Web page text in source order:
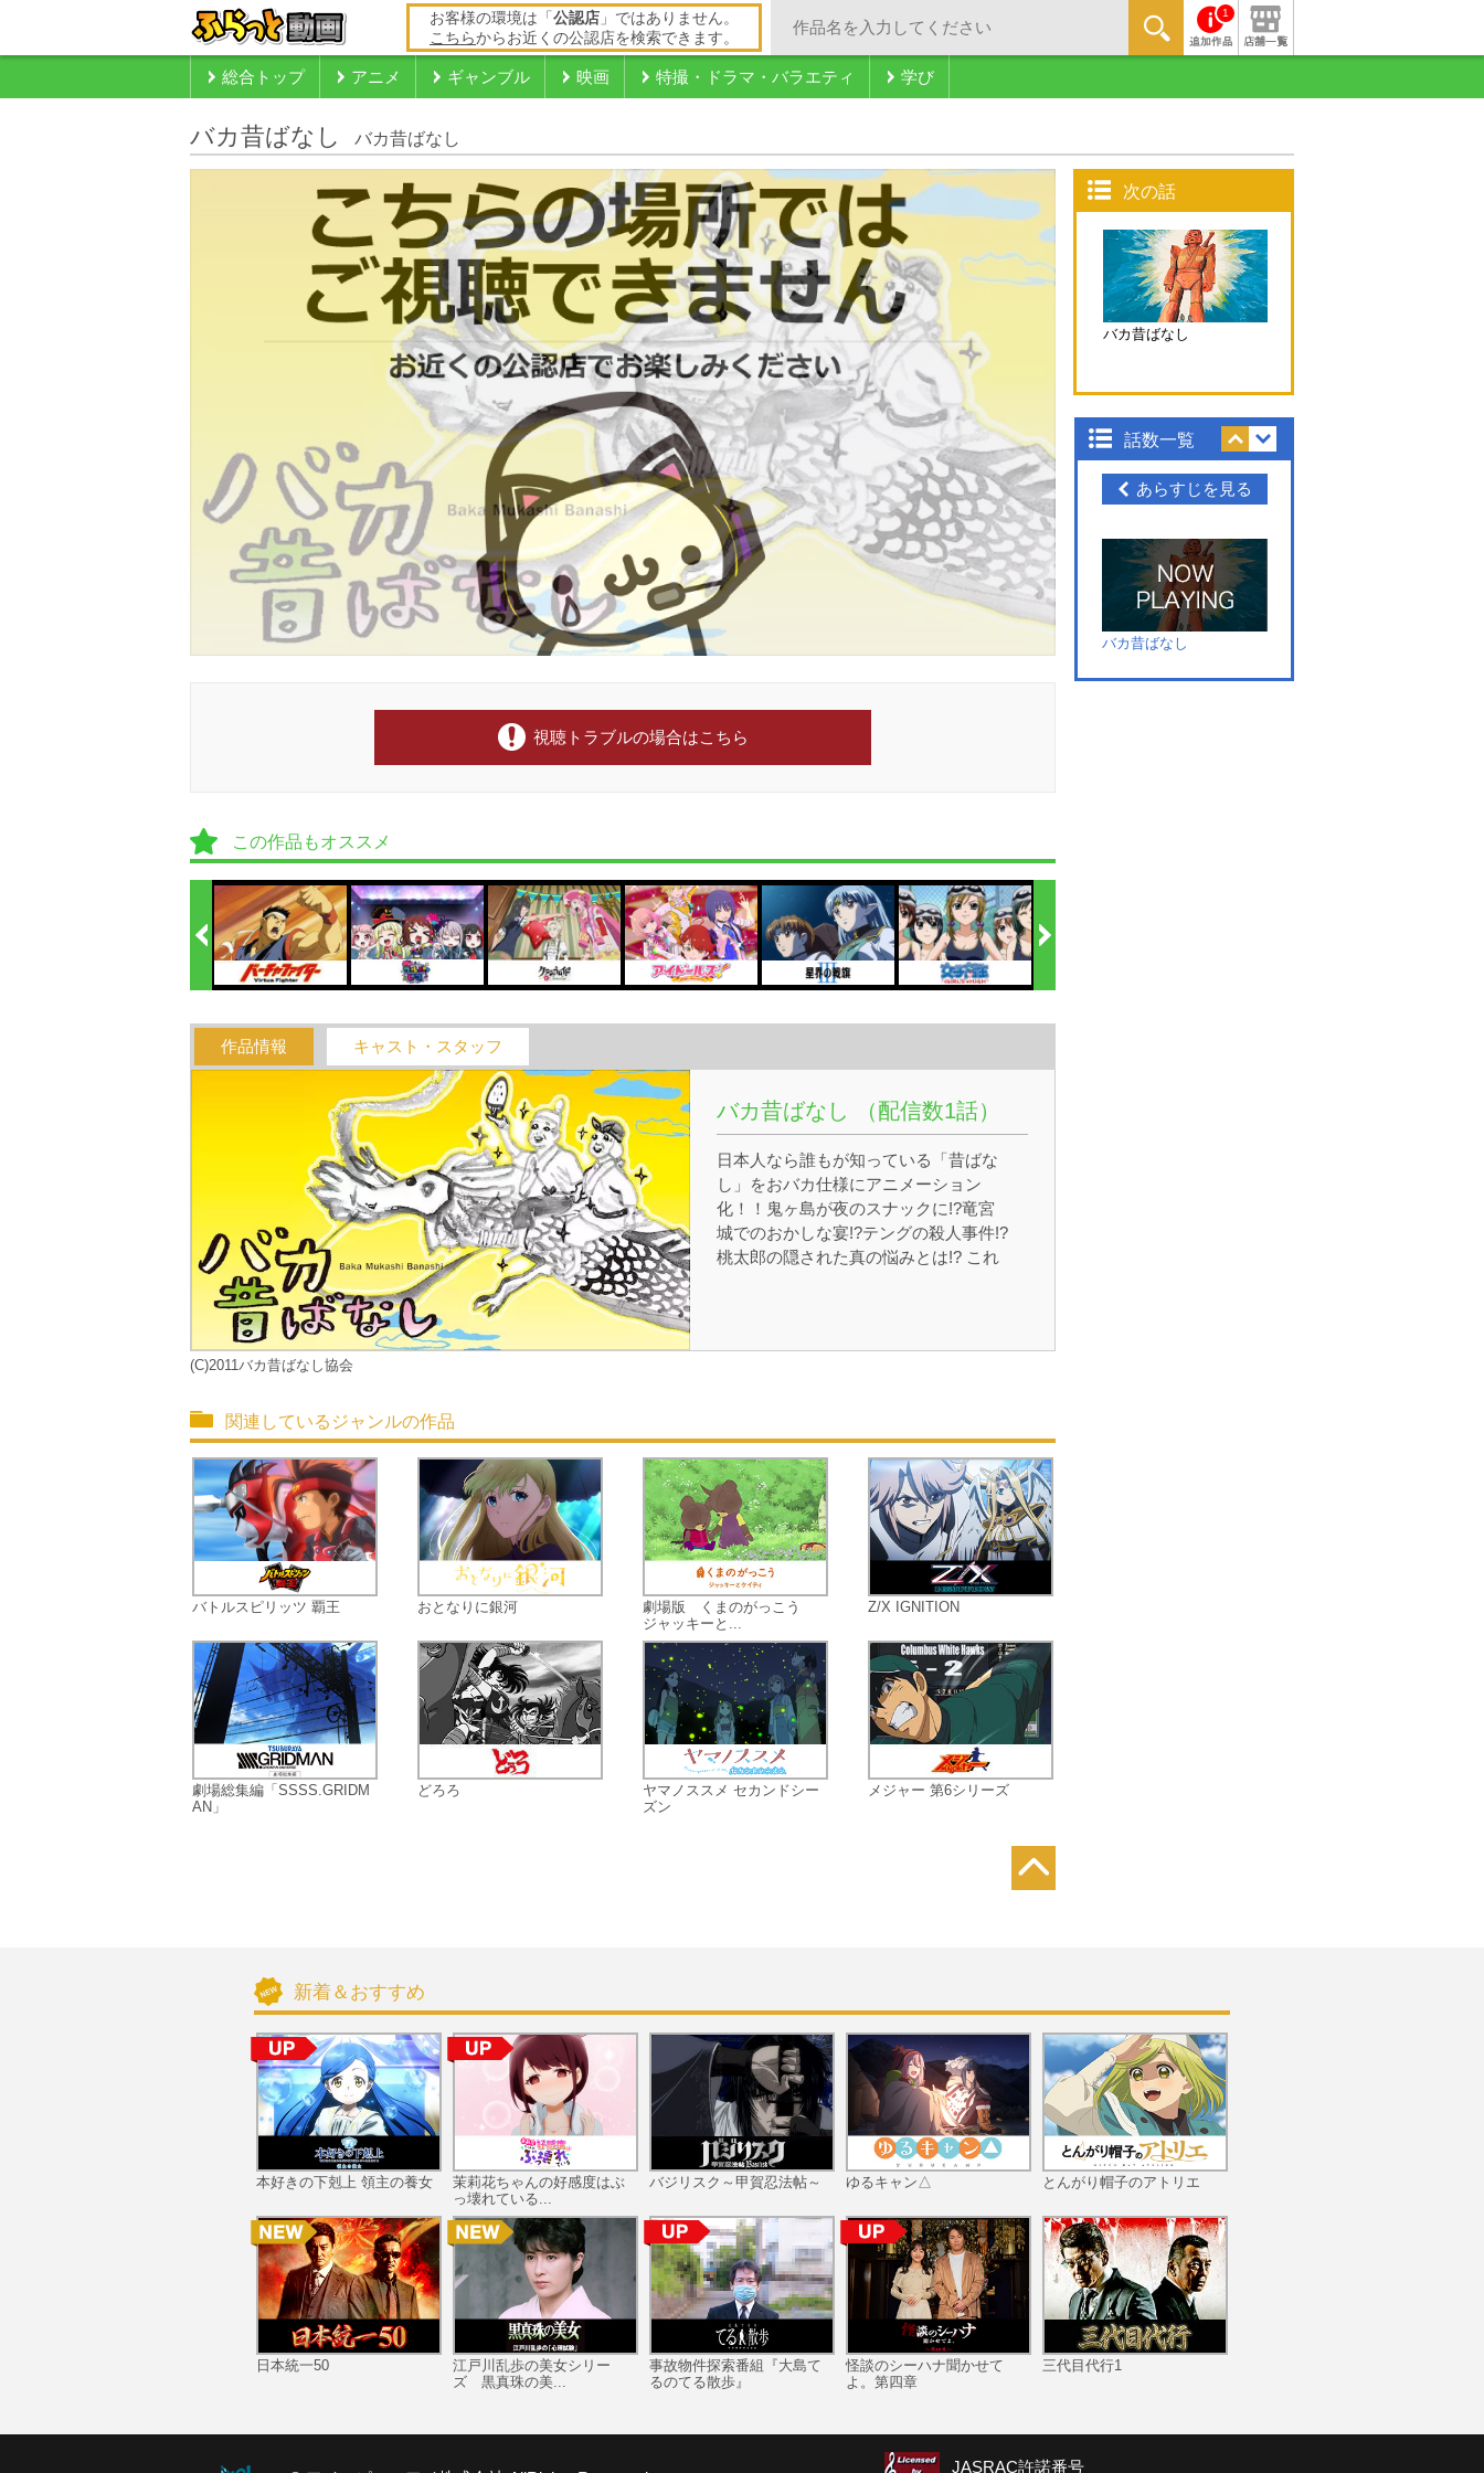
お客様の環境は「 公認店 」ではありません。
こちらからお近くの公認店を検索できます。
1
総合トップ アニメ ギャンブル 映画 特撮・ドラマ・バラエティ 学び
バカ昔ばなし バカ昔ばなし
視聴トラブルの場合はこちら
この作品もオススメ
作品情報 キャスト・スタッフ
バカ昔ばなし （配信数1話）
日本人なら誰もが知っている「昔ばな
し」をおバカ仕様にアニメーション
化！！鬼ヶ島が夜のスナックに!?竜宮
城でのおかしな宴!?テングの殺人事件!?
桃太郎の隠された真の悩みとは!? これ
竜宮城でのおかしな宴!?テングの殺人
事件!?桃太郎の隠された真の悩みとは!?
これが次世代に伝えていく「バカ昔ば
なし」じゃ！
(C)2011バカ昔ばなし協会
関連しているジャンルの作品
バトルスピリッツ 覇王
劇場総集編「SSSS.GRIDM
AN」
おとなりに銀河
どろろ
劇場版 くまのがっこう
ジャッキーと...
ヤマノススメ セカンドシー
ズン
Z/X IGNITION
メジャー 第6シリーズ
次の話
バカ昔ばなし
話数一覧
あらすじを見る
バカ昔ばなし
新着＆おすすめ
本好きの下剋上 領主の養女
日本統一50
茉莉花ちゃんの好感度はぶ
っ壊れている...
江戸川乱歩の美女シリー
ズ 黒真珠の美...
バジリスク～甲賀忍法帖～
事故物件探索番組『大島て
るのてる散歩』
ゆるキャン△
怪談のシーハナ聞かせて
よ。第四章
とんがり帽子のアトリエ
三代目代行1
JASRAC許諾番号